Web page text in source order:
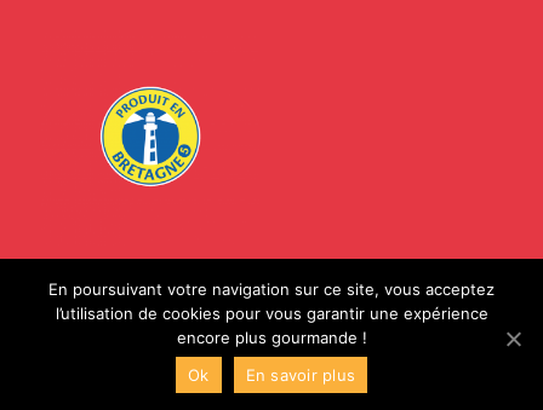
© Kerfood SAS 2020 - Tous droits réservés |Mentions légales
En poursuivant votre navigation sur ce site, vous acceptez
l’utilisation de cookies pour vous garantir une expérience
encore plus gourmande !
Ok
En savoir plus